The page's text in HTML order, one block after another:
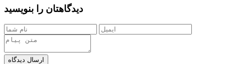
دیدگاهتان را بنویسید
ارسال دیدگاه